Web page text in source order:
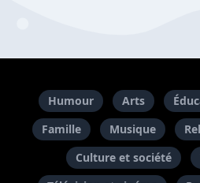
Humour Arts
Famille
Musique
Culture et société